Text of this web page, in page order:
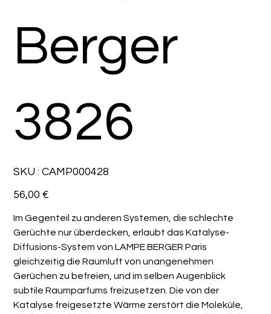
Berger
3826
SKU : SKU
CAMP000428
CAMP000428
Prix
56,00 €
Im Gegenteil zu anderen Systemen, die schlechte
Gerüchte nur überdecken, erlaubt das Katalyse-
Diffusions-System von LAMPE BERGER Paris
gleichzeitig die Raumluft von unangenehmen
Gerüchen zu befreien, und im selben Augenblick
subtile Raumparfums freizusetzen. Die von der
Katalyse freigesetzte Wärme zerstört die Moleküle,